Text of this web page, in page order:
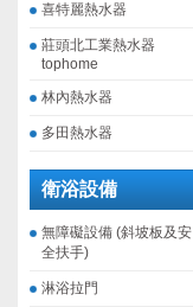
喜特麗熱水器
莊頭北工業熱水器
tophome
林內熱水器
多田熱水器
衛浴設備
無障礙設備 (斜坡板及安
全扶手)
淋浴拉門